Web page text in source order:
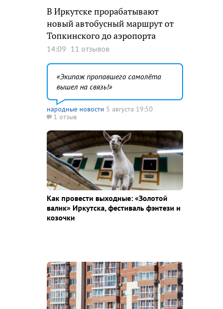
В Иркутске прорабатывают
новый автобусный маршрут от
Топкинского до аэропорта
14:09 11 отзывов
Экипаж пропавшего самолёта
вышел на связь!
народные новости 5 августа 19:50
1 отзыв
Как провести выходные: «Золотой
валик» Иркутска, фестиваль фэнтези и
козочки